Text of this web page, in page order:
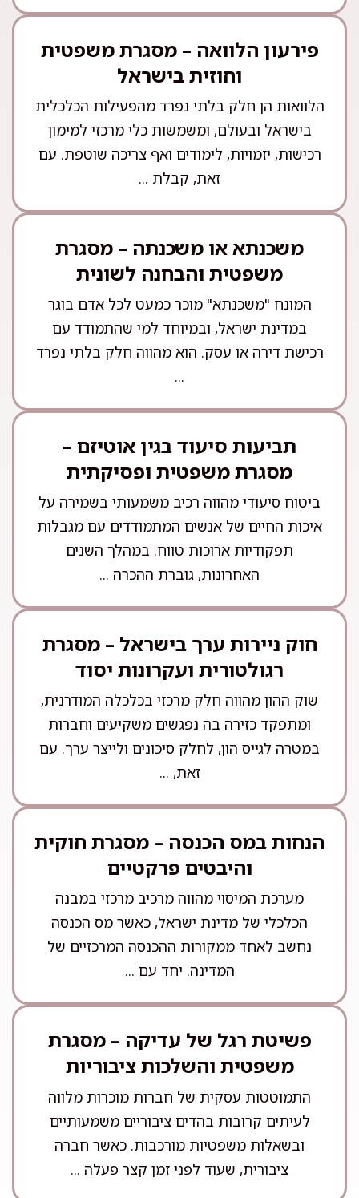
פירעון הלוואה – מסגרת משפטית
וחוזית בישראל
הלוואות הן חלק בלתי נפרד מהפעילות הכלכלית
בישראל ובעולם, ומשמשות כלי מרכזי למימון
רכישות, יזמויות, לימודים ואף צריכה שוטפת. עם
זאת, קבלת ...
משכנתא או משכנתה – מסגרת
משפטית והבחנה לשונית
המונח "משכנתא" מוכר כמעט לכל אדם בוגר
במדינת ישראל, ובמיוחד למי שהתמודד עם
רכישת דירה או עסק. הוא מהווה חלק בלתי נפרד
...
תביעות סיעוד בגין אוטיזם –
מסגרת משפטית ופסיקתית
ביטוח סיעודי מהווה רכיב משמעותי בשמירה על
איכות החיים של אנשים המתמודדים עם מגבלות
תפקודיות ארוכות טווח. במהלך השנים
האחרונות, גוברת ההכרה ...
חוק ניירות ערך בישראל – מסגרת
רגולטורית ועקרונות יסוד
שוק ההון מהווה חלק מרכזי בכלכלה המודרנית,
ומתפקד כזירה בה נפגשים משקיעים וחברות
במטרה לגייס הון, לחלק סיכונים ולייצר ערך. עם
זאת, ...
הנחות במס הכנסה – מסגרת חוקית
והיבטים פרקטיים
מערכת המיסוי מהווה מרכיב מרכזי במבנה
הכלכלי של מדינת ישראל, כאשר מס הכנסה
נחשב לאחד ממקורות ההכנסה המרכזיים של
המדינה. יחד עם ...
פשיטת רגל של עדיקה – מסגרת
משפטית והשלכות ציבוריות
התמוטטות עסקית של חברות מוכרות מלווה
לעיתים קרובות בהדים ציבוריים משמעותיים
ובשאלות משפטיות מורכבות. כאשר חברה
ציבורית, שעוד לפני זמן קצר פעלה ...